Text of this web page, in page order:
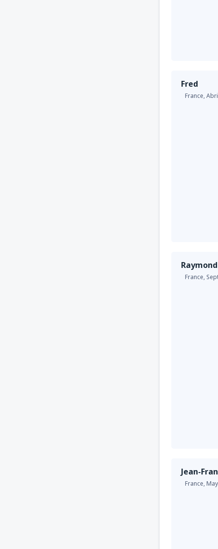
Fred
France,
Raymond
France,
Jean-
France,